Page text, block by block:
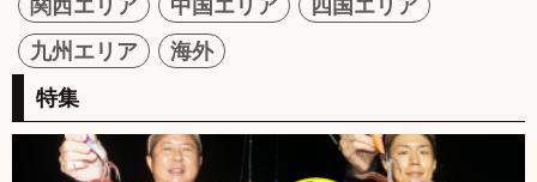
関西エリア
中国エリア
四国エリア
九州エリア
海外
特集